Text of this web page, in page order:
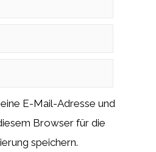
E-Mail-Adresse und
Browser für die
speichern.